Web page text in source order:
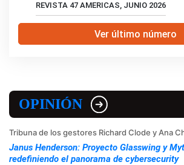
REVISTA 47 AMERICAS, JUNIO 2026
Ver último número
OPINIÓN
Tribuna de los gestores Richard Clode y Ana
Janus Henderson: Proyecto Glasswing y
redefiniendo el panorama de cybersecurity